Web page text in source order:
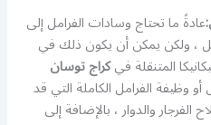
عادةً ما تحتاج وسادات الفرامل إلى
كل 50000 ميل ، ولكن يمكن أن يكون ذلك في
المتنقلة فيكراج توسان
وظيفة الفرامل الكاملة التي قد
والدوار ، بالإضافة إلى